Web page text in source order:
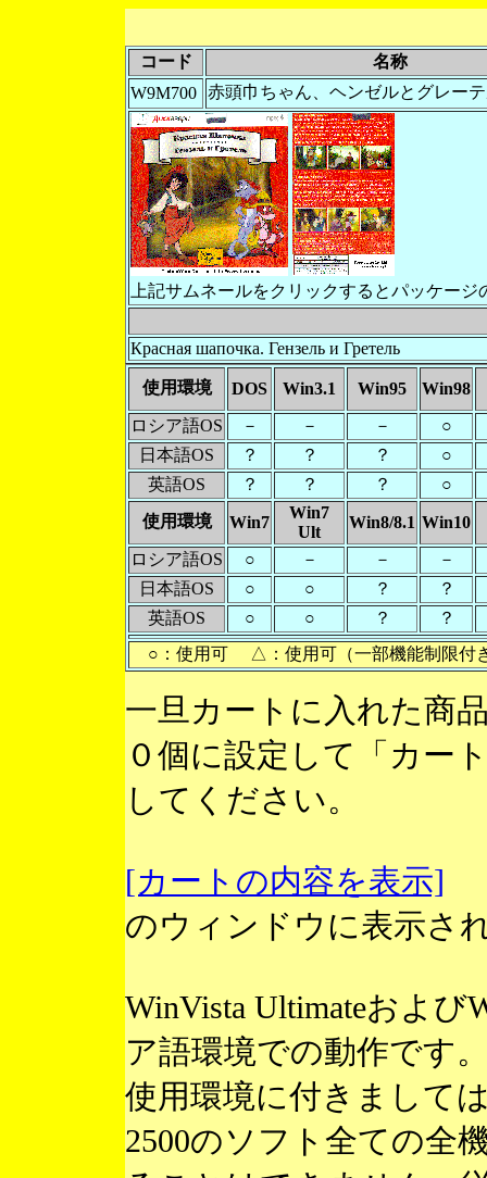
コード
名称
W9M700 赤頭巾ちゃん、ヘンゼルとグレーテ
上記サムネールをクリックするとパッケー
Красная шапочка. Гензель и Гретель
使用環境 DOS Win3.1 Win95
Win98
ロシア語OS
－ － －
○
日本語OS
？ ？ ？
○
英語OS
？ ？ ？
○
使用環境
Win7
Win7
Ult
Win8/8.1 Win10
ロシア語OS
○ － －
－
日本語OS
○ ○ ？
？
英語OS
○ ○ ？
？
○：使用可 △：使用可（一部機能制限
一旦カートに入れた商
０個に設定して「カー
してください。
[カートの内容を表示]
のウィンドウに表示さ
WinVista Ultimateおよ
ア語環境での動作です
使用環境に付きまして
2500のソフト全ての全